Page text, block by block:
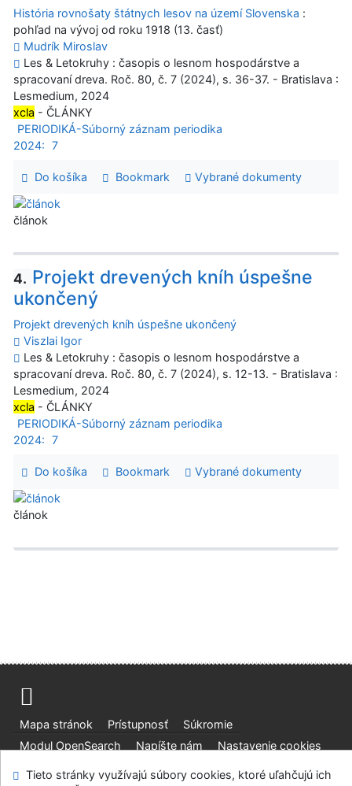
História rovnošaty štátnych lesov na území Slovenska :
pohľad na vývoj od roku 1918 (13. časť)
Mudrík Miroslav
Les & Letokruhy : časopis o lesnom hospodárstve a
spracovaní dreva. Roč. 80, č. 7 (2024), s. 36-37. - Bratislava :
Lesmedium, 2024
xcla - ČLÁNKY
PERIODIKÁ-Súborný záznam periodika
2024: 7
Do košíka Bookmark Vybrané dokumenty
článok
4. Projekt drevených kníh úspešne
ukončený
Projekt drevených kníh úspešne ukončený
Viszlai Igor
Les & Letokruhy : časopis o lesnom hospodárstve a
spracovaní dreva. Roč. 80, č. 7 (2024), s. 12-13. - Bratislava :
Lesmedium, 2024
xcla - ČLÁNKY
PERIODIKÁ-Súborný záznam periodika
2024: 7
Do košíka Bookmark Vybrané dokumenty
článok
Mapa stránok Prístupnosť
Súkromie
Modul OpenSearch
Napíšte nám Nastavenie cookies
Tieto stránky využívajú súbory cookies, ktoré uľahčujú ich